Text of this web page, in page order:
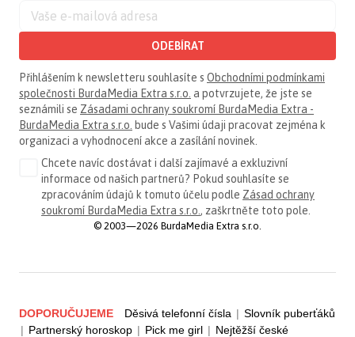
ODEBÍRAT
Přihlášením k newsletteru souhlasíte s Obchodními podmínkami
společnosti BurdaMedia Extra s.r.o. a potvrzujete, že jste se
seznámili se Zásadami ochrany soukromí BurdaMedia Extra -
BurdaMedia Extra s.r.o. bude s Vašimi údaji pracovat zejména k
organizaci a vyhodnocení akce a zasílání novinek.
Chcete navíc dostávat i další zajímavé a exkluzivní
informace od našich partnerů? Pokud souhlasíte se
zpracováním údajů k tomuto účelu podle Zásad ochrany
soukromí BurdaMedia Extra s.r.o. , zaškrtněte toto pole.
© 2003—2026 BurdaMedia Extra s.r.o.
DOPORUČUJEME Děsivá telefonní čísla | Slovník puberťáků
| Partnerský horoskop | Pick me girl | Nejtěžší české